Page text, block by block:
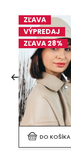
ZĽAVA
VÝPREDAJ
ZĽAVA 28%
DO KOŠÍKA